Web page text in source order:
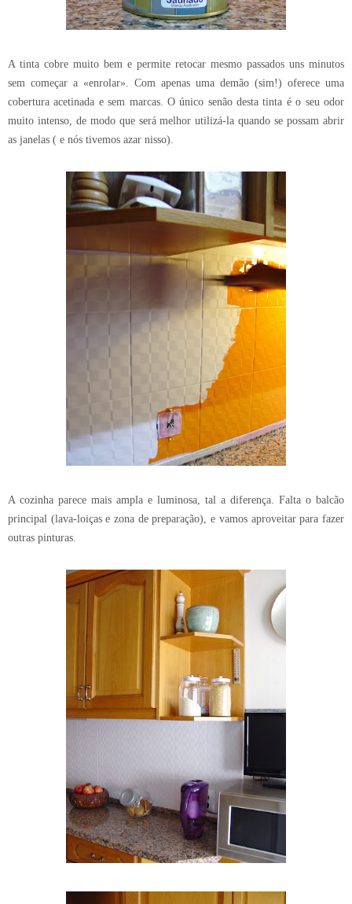
A tinta cobre muito bem e permite retocar mesmo passados uns minutos
sem começar a «enrolar». Com apenas uma demão (sim!) oferece uma
cobertura acetinada e sem marcas. O único senão desta tinta é o seu odor
muito intenso, de modo que será melhor utilizá-la quando se possam abrir
as janelas ( e nós tivemos azar nisso).
A cozinha parece mais ampla e luminosa, tal a diferença. Falta o balcão
principal (lava-loiças e zona de preparação), e vamos aproveitar para fazer
outras pinturas.